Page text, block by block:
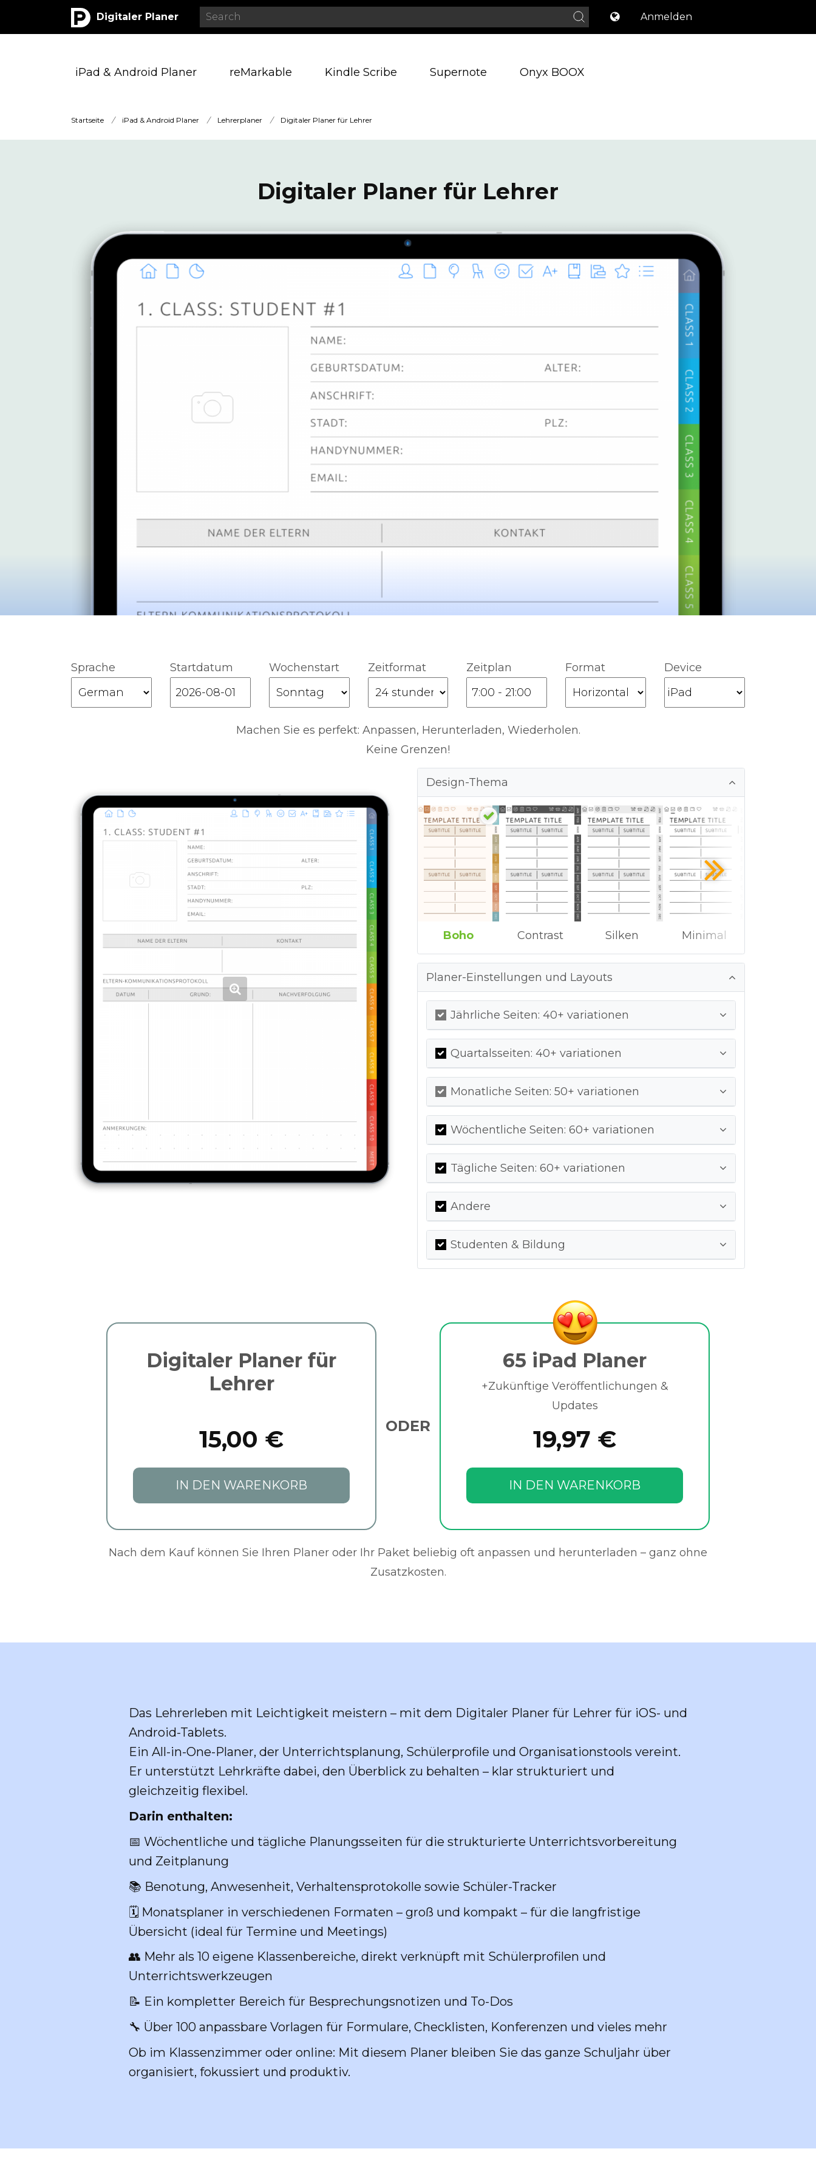
Digitaler Planer Anmelden
iPad & Android Planer reMarkable Kindle Scribe Supernote Onyx BOOX
Startseite / iPad & Android Planer / Lehrerplaner / Digitaler Planer für Lehrer
Digitaler Planer für Lehrer
Sprache Startdatum Wochenstart Zeitformat Zeitplan Format Device
Machen Sie es perfekt: Anpassen, Herunterladen, Wiederholen.
Keine Grenzen!
Design-Thema
Boho Contrast Silken Minimal
Planer-Einstellungen und Layouts
Jährliche Seiten: 40+ variationen
Quartalsseiten: 40+ variationen
Monatliche Seiten: 50+ variationen
Wöchentliche Seiten: 60+ variationen
Tägliche Seiten: 60+ variationen
Andere
Studenten & Bildung
Digitaler Planer für
Lehrer
15,00 €
IN DEN WARENKORB
ODER
65 iPad Planer
+Zukünftige Veröffentlichungen &
Updates
19,97 €
IN DEN WARENKORB
Nach dem Kauf können Sie Ihren Planer oder Ihr Paket beliebig oft anpassen und herunterladen – ganz ohne
Zusatzkosten.
Das Lehrerleben mit Leichtigkeit meistern – mit dem Digitaler Planer für Lehrer für iOS- und
Android-Tablets.
Ein All-in-One-Planer, der Unterrichtsplanung, Schülerprofile und Organisationstools vereint.
Er unterstützt Lehrkräfte dabei, den Überblick zu behalten – klar strukturiert und
gleichzeitig flexibel.
Darin enthalten:
📅 Wöchentliche und tägliche Planungsseiten für die strukturierte Unterrichtsvorbereitung
und Zeitplanung
📚 Benotung, Anwesenheit, Verhaltensprotokolle sowie Schüler-Tracker
🗓️ Monatsplaner in verschiedenen Formaten – groß und kompakt – für die langfristige
Übersicht (ideal für Termine und Meetings)
👥 Mehr als 10 eigene Klassenbereiche, direkt verknüpft mit Schülerprofilen und
Unterrichtswerkzeugen
📝 Ein kompletter Bereich für Besprechungsnotizen und To-Dos
🔧 Über 100 anpassbare Vorlagen für Formulare, Checklisten, Konferenzen und vieles mehr
Ob im Klassenzimmer oder online: Mit diesem Planer bleiben Sie das ganze Schuljahr über
organisiert, fokussiert und produktiv.